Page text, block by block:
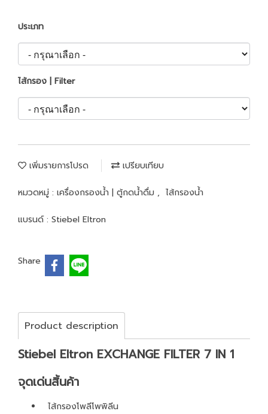
ประเภท
ไส้กรอง | Filter
เพิ่มรายการโปรด เปรียบเทียบ
หมวดหมู่ : เครื่องกรองน้ำ | ตู้กดน้ำดื่ม , ไส้กรองน้ำ
แบรนด์ : Stiebel Eltron
Share
Product description
Stiebel Eltron EXCHANGE FILTER 7 IN 1
จุดเด่นสิ้นค้า
ไส้กรองโพลีโพพิลีน